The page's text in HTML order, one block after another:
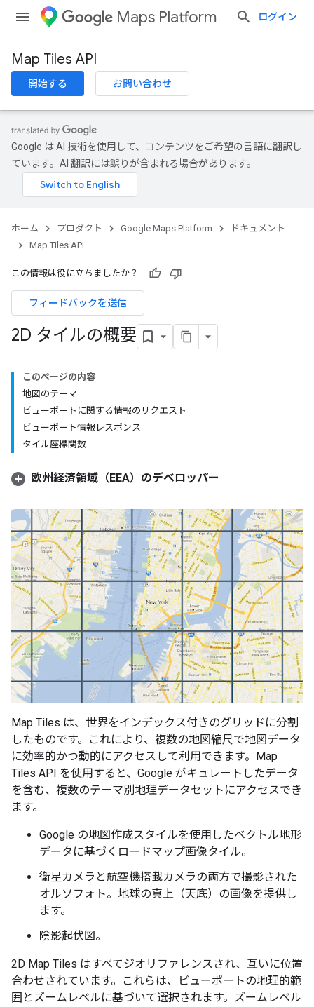
Maps Platform ログイン
Map Tiles API
開始する お問い合わせ
Google は AI 技術を使用して、コンテンツをご希望の言語に翻訳し
ています。AI 翻訳には誤りが含まれる場合があります。
ホーム プロダクト Google Maps Platform
ドキュメント
Map Tiles API
この情報は役に立ちましたか？
フィードバックを送信
2D タイルの概要
このページの内容
地図のテーマ
ビューポートに関する情報のリクエスト
ビューポート情報レスポンス
タイル座標関数
欧州経済領域（EEA）のデベロッパー
Map Tiles は、世界をインデックス付きのグリッドに分割
したものです。これにより、複数の地図縮尺で地図データ
に効率的かつ動的にアクセスして利用できます。Map
Tiles API を使用すると、Google がキュレートしたデータ
を含む、複数のテーマ別地理データセットにアクセスでき
ます。
Google の地図作成スタイルを使用したベクトル地形
データに基づくロードマップ画像タイル。
衛星カメラと航空機搭載カメラの両方で撮影された
オルソフォト。地球の真上（天底）の画像を提供し
ます。
陰影起伏図。
2D Map Tiles はすべてジオリファレンスされ、互いに位置
合わせされています。これらは、ビューポートの地理的範
囲とズームレベルに基づいて選択されます。ズームレベル